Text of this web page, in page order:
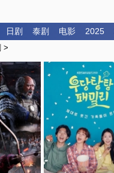
日剧 泰剧 电影 2025
>